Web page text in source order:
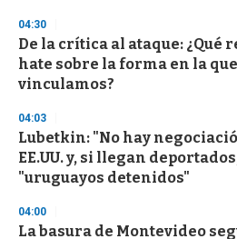
04:30
De la crítica al ataque: ¿Qué
hate sobre la forma en la
vinculamos?
04:03
Lubetkin: "No hay
EE.UU. y, si llegan
"uruguayos detenidos"
04:00
La basura de Montevideo